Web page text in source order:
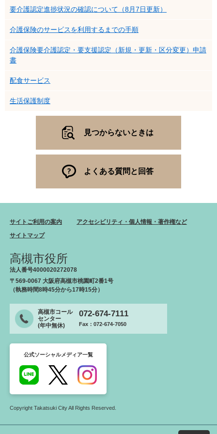
要介護認定進捗状況の確認について（8月7日更新）
介護保険のサービスを利用するまでの手順
介護保険要介護認定・要支援認定（新規・更新・区分変更）申請
書
配食サービス
生活保護制度
見つからないときは
よくある質問と回答
サイトご利用の案内
アクセシビリティ・個人情報・著作権など
サイトマップ
高槻市役所
法人番号4000020272078
〒569-0067 大阪府高槻市桃園町2番1号
（執務時間8時45分から17時15分）
高槻市コール
センター
(年中無休)
072-674-7111
Fax：072-674-7050
公式ソーシャルメディア一覧
Copyright Takatsuki City All Rights Reserved.